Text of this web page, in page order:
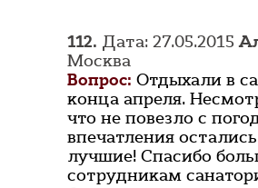
112. Дата: 27.05.2015
Москва
Вопрос: Отдыхали в
конца апреля.
что не повезло с
впечатления
лучшие! Спасибо
сотрудникам